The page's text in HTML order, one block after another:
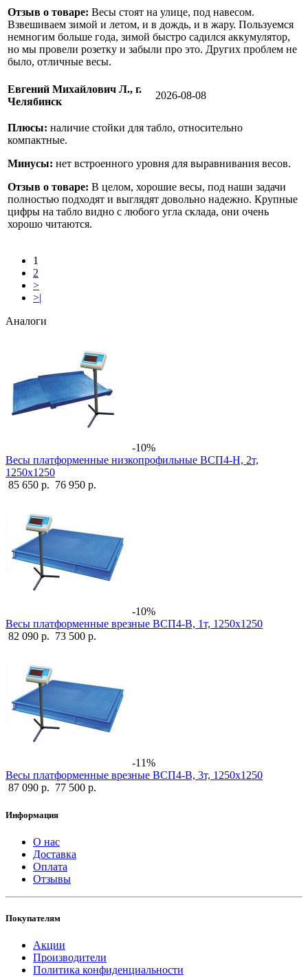
Отзыв о товаре: Весы стоят на улице, под навесом.
Взвешиваем зимой и летом, и в дождь, и в жару. Пользуемся
немногим больше года, зимой быстро садился аккумулятор,
но мы провели розетку и забыли про это. Других проблем не
было, отличные весы.
Евгений Михайлович Л., г.
Челябинск
2026-08-08
Плюсы: наличие стойки для табло, относительно
компактные.
Минусы: нет встроенного уровня для выравнивания весов.
Отзыв о товаре: В целом, хорошие весы, под наши задачи
полностью подходят и выглядят довольно надежно. Крупные
цифры на табло видно с любого угла склада, они очень
хорошо читаются.
1
2
>
>|
Аналоги
-10%
Весы платформенные низкопрофильные ВСП4-Н, 2т,
1250х1250
85 650 р. 76 950 р.
-10%
Весы платформенные врезные ВСП4-В, 1т, 1250х1250
82 090 р. 73 500 р.
-11%
Весы платформенные врезные ВСП4-В, 3т, 1250х1250
87 090 р. 77 500 р.
Информация
О нас
Доставка
Оплата
Отзывы
Покупателям
Акции
Производители
Политика конфиденциальности